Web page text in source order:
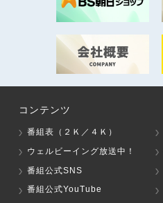
コンテンツ
番組表（２Ｋ／４Ｋ）
ウェルビーイング放送中！
番組公式SNS
番組公式YouTube